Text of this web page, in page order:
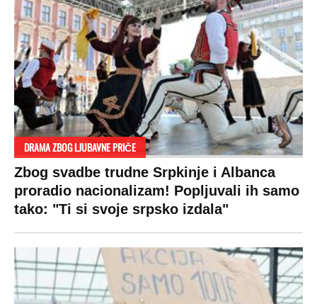
DRAMA ZBOG LJUBAVNE PRIČE
Zbog svadbe trudne Srpkinje i Albanca
proradio nacionalizam! Popljuvali ih samo
tako: "Ti si svoje srpsko izdala"